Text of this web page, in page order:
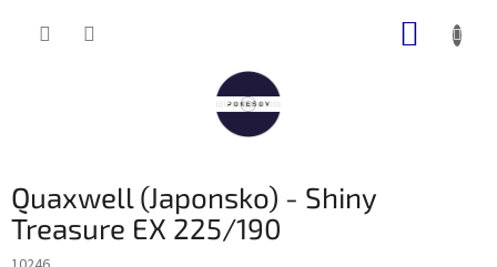
Quaxwell (Japonsko) - Shiny
Treasure EX 225/190